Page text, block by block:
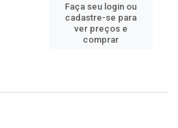
Faça seu login ou
cadastre-se para
ver preços e
comprar